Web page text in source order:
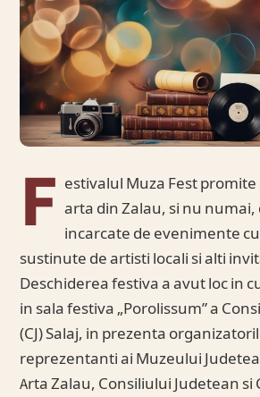
F estivalul Muza Fest
arta din Zalau, si nu
incarcate de evenimente
sustinute de artisti locali si alti
Deschiderea festiva a avut loc in
in sala festiva „Porolissum” a
(CJ) Salaj, in prezenta
reprezentanti ai Muzeului
Arta Zalau, Consiliului Judetean si